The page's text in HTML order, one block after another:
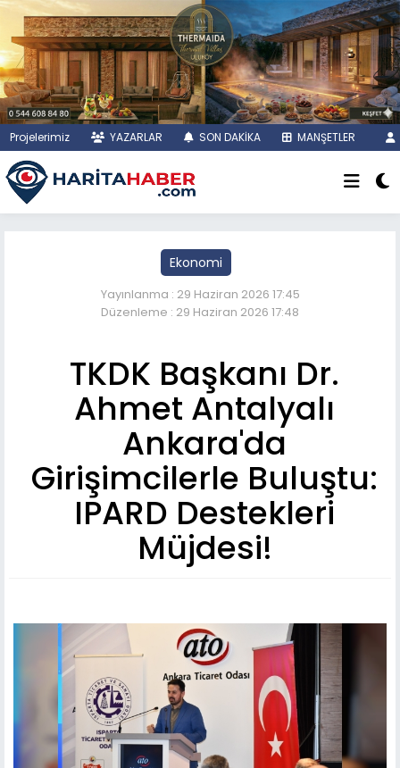
Projelerimiz YAZARLAR SON DAKİKA MANŞETLER
Ekonomi
Yayınlanma : 29 Haziran 2026 17:45
Düzenleme : 29 Haziran 2026 17:48
TKDK Başkanı Dr.
Ahmet Antalyalı
Ankara'da
Girişimcilerle Buluştu:
IPARD Destekleri
Müjdesi!